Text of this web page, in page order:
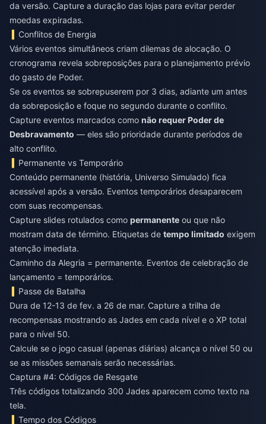
da versão. Capture a duração das lojas para evitar perder
moedas expiradas.
Conflitos de Energia
Vários eventos simultâneos criam dilemas de alocação. O
cronograma revela sobreposições para o planejamento prévio
do gasto de Poder.
Se os eventos se sobrepuserem por 3 dias, adiante um antes
da sobreposição e foque no segundo durante o conflito.
Capture eventos marcados como não requer Poder de
Desbravamento — eles são prioridade durante períodos de
alto conflito.
Permanente vs Temporário
Conteúdo permanente (história, Universo Simulado) fica
acessível após a versão. Eventos temporários desaparecem
com suas recompensas.
Capture slides rotulados como permanente ou que não
mostram data de término. Etiquetas de tempo limitado exigem
atenção imediata.
Caminho da Alegria = permanente. Eventos de celebração de
lançamento = temporários.
Passe de Batalha
Dura de 12-13 de fev. a 26 de mar. Capture a trilha de
recompensas mostrando as Jades em cada nível e o XP total
para o nível 50.
Calcule se o jogo casual (apenas diárias) alcança o nível 50 ou
se as missões semanais serão necessárias.
Captura #4: Códigos de Resgate
Três códigos totalizando 300 Jades aparecem como texto na
tela.
Tempo dos Códigos